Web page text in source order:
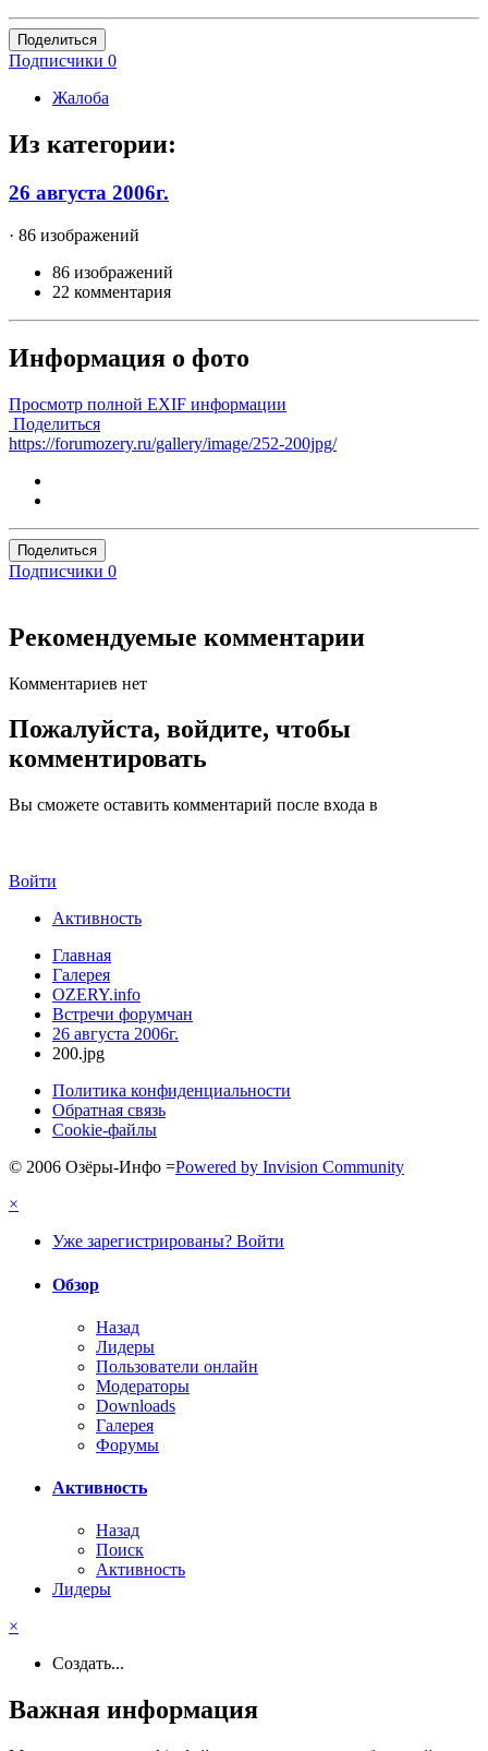
Поделиться
Подписчики 0
Жалоба
Из категории:
26 августа 2006г.
· 86 изображений
86 изображений
22 комментария
Информация о фото
Просмотр полной EXIF информации
Поделиться
https://forumozery.ru/gallery/image/252-200jpg/
Поделиться
Подписчики 0
Рекомендуемые комментарии
Комментариев нет
Пожалуйста, войдите, чтобы
комментировать
Вы сможете оставить комментарий после входа в
Войти
Активность
Главная
Галерея
OZERY.info
Встречи форумчан
26 августа 2006г.
200.jpg
Политика конфиденциальности
Обратная связь
Cookie-файлы
© 2006 Озёры-Инфо =Powered by Invision Community
×
Уже зарегистрированы? Войти
Обзор
Назад
Лидеры
Пользователи онлайн
Модераторы
Downloads
Галерея
Форумы
Активность
Назад
Поиск
Активность
Лидеры
×
Создать...
Важная информация